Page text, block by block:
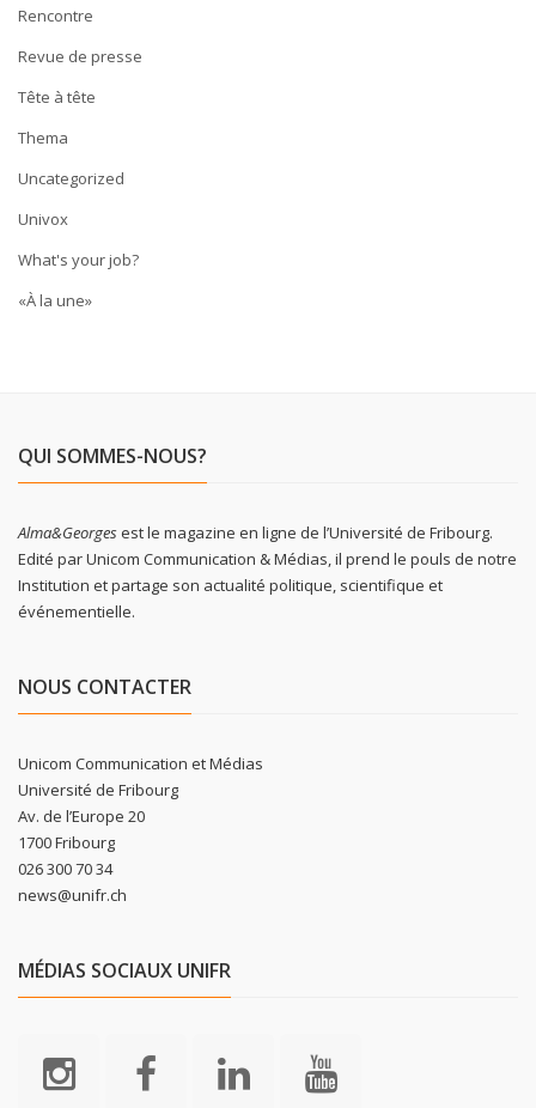
Rencontre
Revue de presse
Tête à tête
Thema
Uncategorized
Univox
What's your job?
«À la une»
QUI SOMMES-NOUS?
Alma&Georgesest le magazine en ligne de l’Université de Fribourg.
Edité par Unicom Communication & Médias, il prend le pouls de notre
Institution et partage son actualité politique, scientifique et
événementielle.
NOUS CONTACTER
Unicom Communication et Médias
Université de Fribourg
Av. de l’Europe 20
1700 Fribourg
026 300 70 34
news@unifr.ch
MÉDIAS SOCIAUX UNIFR